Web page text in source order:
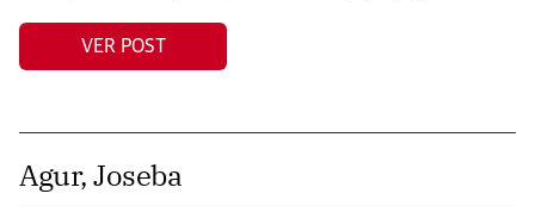
VER POST
Agur, Joseba